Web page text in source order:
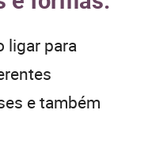
ligar para
e também